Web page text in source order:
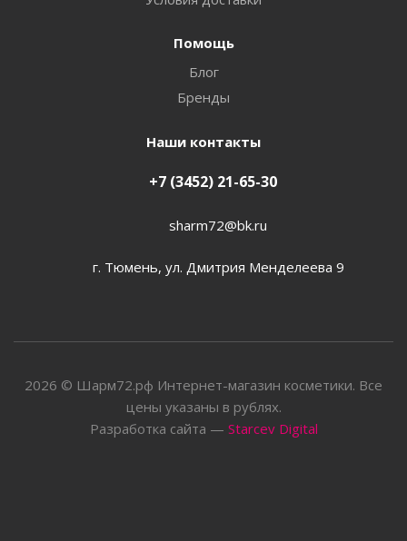
Помощь
Блог
Бренды
Наши контакты
+7 (3452) 21-65-30
sharm72@bk.ru
г. Тюмень, ул. Дмитрия Менделеева 9
2026 © Шарм72.рф Интернет-магазин косметики. Все
цены указаны в рублях.
Разработка сайта — Starcev Digital